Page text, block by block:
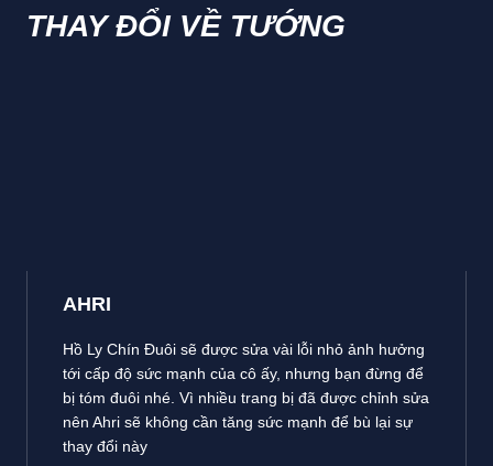
THAY ĐỔI VỀ TƯỚNG
AHRI
Hồ Ly Chín Đuôi sẽ được sửa vài lỗi nhỏ ảnh hưởng
tới cấp độ sức mạnh của cô ấy, nhưng bạn đừng để
bị tóm đuôi nhé. Vì nhiều trang bị đã được chỉnh sửa
nên Ahri sẽ không cần tăng sức mạnh để bù lại sự
thay đổi này